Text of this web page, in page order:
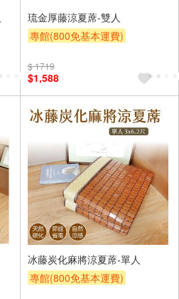
琉金厚藤涼夏蓆-雙人
專館(800免基本運費)
$ 1719
$1,588
冰藤炭化麻將涼夏蓆-單人
專館(800免基本運費)